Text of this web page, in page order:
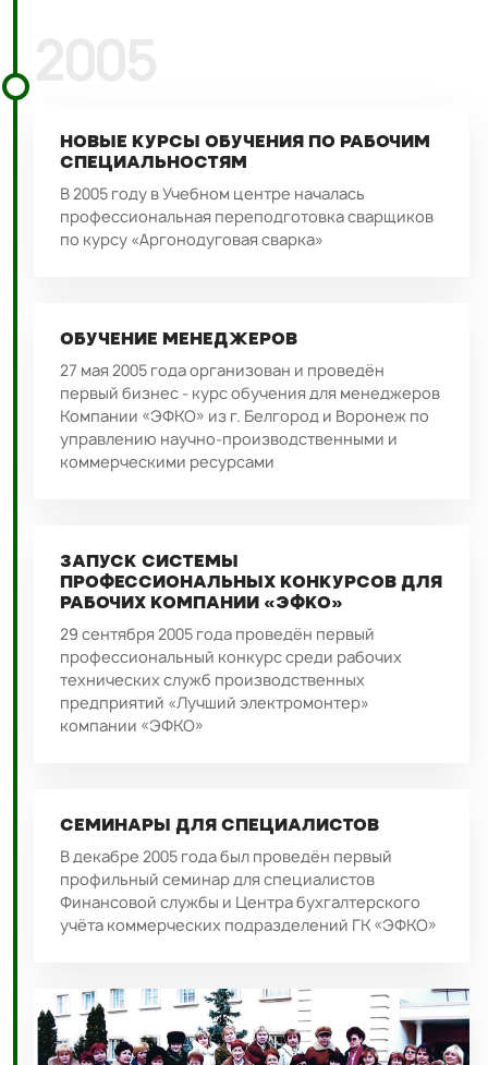
НОВЫЕ КУРСЫ ОБУЧЕНИЯ ПО РАБОЧИМ
СПЕЦИАЛЬНОСТЯМ
В 2005 году в Учебном центре началась
профессиональная переподготовка сварщиков
по курсу «Аргонодуговая сварка»
ОБУЧЕНИЕ МЕНЕДЖЕРОВ
27 мая 2005 года организован и проведён
первый бизнес - курс обучения для менеджеров
Компании «ЭФКО» из г. Белгород и Воронеж по
управлению научно-производственными и
коммерческими ресурсами
ЗАПУСК СИСТЕМЫ
ПРОФЕССИОНАЛЬНЫХ КОНКУРСОВ ДЛЯ
РАБОЧИХ КОМПАНИИ «ЭФКО»
29 сентября 2005 года проведён первый
профессиональный конкурс среди рабочих
технических служб производственных
предприятий «Лучший электромонтер»
компании «ЭФКО»
СЕМИНАРЫ ДЛЯ СПЕЦИАЛИСТОВ
В декабре 2005 года был проведён первый
профильный семинар для специалистов
Финансовой службы и Центра бухгалтерского
учёта коммерческих подразделений ГК «ЭФКО»